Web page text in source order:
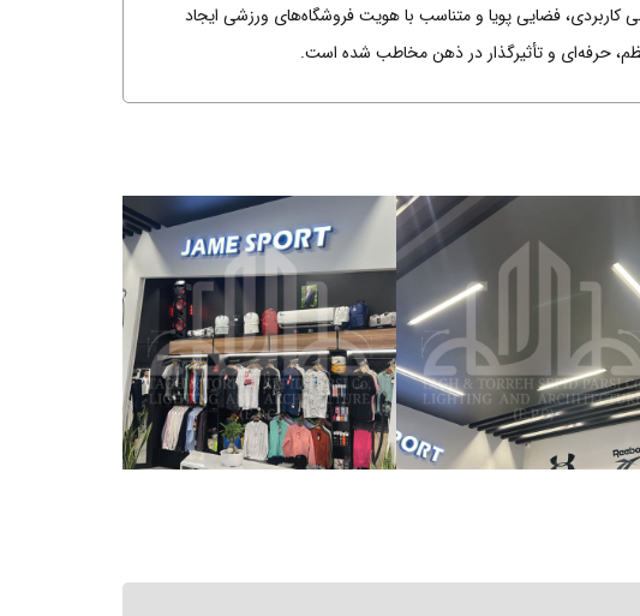
کاربردی، فضایی پویا و متناسب با هویت فروشگاه‌های ورزشی ایجاد
حرفه‌ای و تأثیرگذار در ذهن مخاطب شده است.